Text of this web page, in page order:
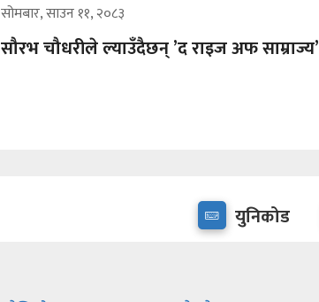
सोमबार, साउन ११, २०८३
सौरभ चौधरीले ल्याउँदैछन् ’द राइज अफ साम्राज्य’
युनिकोड